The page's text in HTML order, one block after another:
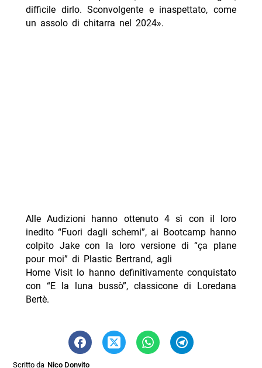
difficile dirlo. Sconvolgente e inaspettato, come
un assolo di chitarra nel 2024».
Alle Audizioni hanno ottenuto 4 sì con il loro
inedito “Fuori dagli schemi”, ai Bootcamp hanno
colpito Jake con la loro versione di “ça plane
pour moi” di Plastic Bertrand, agli
Home Visit lo hanno definitivamente conquistato
con “E la luna bussò”, classicone di Loredana
Bertè.
Scritto da Nico Donvito